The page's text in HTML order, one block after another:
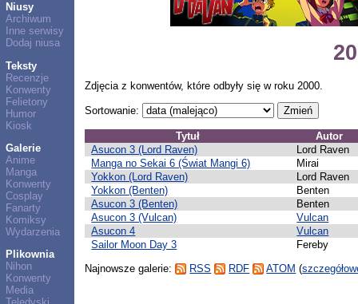
Niusy
Archiwum
Inne serwisy
Dodaj niusa
Teksty
Recenzje
Konwenty
Felietony
Humor
Kiosk
Galerie
Anime
Manga
Konwenty
Cosplay
Fanarty
Komiksy
Wydarzenia
Plikownia
Nihon
Konwenty
Media
Zdjęcia z konwentów, które odbyły się w roku 2000.
Sortowanie:
Tytuł
Autor
Asucon 3 (Lord Raven)
Lord Raven
Manga no Sekai 6 (Świat Mangi 6)
Mirai
Yokkon (Lord Raven)
Lord Raven
Yokkon (Benten)
Benten
Asucon 3 (Benten)
Benten
Asucon 3 (Vulcan)
Vulcan
Asucon 4
Vulcan
Sailor Moon Day 3
Fereby
Najnowsze galerie:
RSS RDF ATOM (